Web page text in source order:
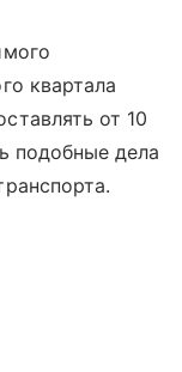
квартала
от 10
подобные дела